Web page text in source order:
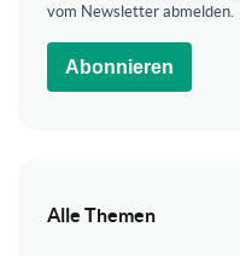
vom Newsletter abmelden.
Abonnieren
Alle Themen